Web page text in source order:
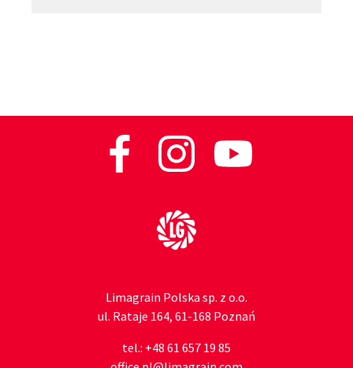
Limagrain Polska sp. z o.o.
ul. Rataje 164, 61-168 Poznań
tel.: +48 61 657 19 85